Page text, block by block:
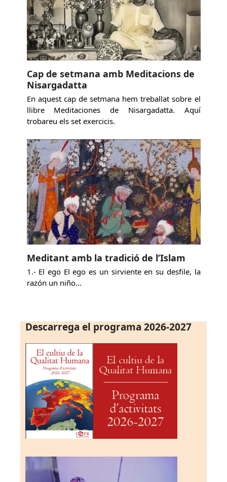
Cap de setmana amb Meditacions de
Nisargadatta
En aquest cap de setmana hem treballat sobre el
llibre Meditaciones de Nisargadatta. Aquí
trobareu els set exercicis.
Meditant amb la tradició de l’Islam
1.- El ego El ego es un sirviente en su desfile, la
razón un niño…
Descarrega el programa 2026-2027